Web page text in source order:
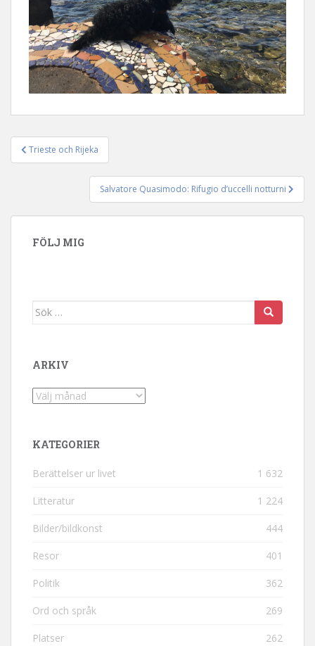
Inläggsnavigering
Trieste och Rijeka
Salvatore Quasimodo: Rifugio d’uccelli notturni
FÖLJ MIG
Sök efter:
ARKIV
Arkiv
KATEGORIER
Berättelser ur livet 1 632
Litteratur 1 224
Bilder/bildkonst 444
Resor 401
Politik 362
Ord och språk 269
Platser 262